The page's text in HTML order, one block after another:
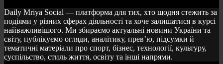
Daily Mriya Social — платформа для тих, хто щодня стежить за
подіями у різних сферах діяльності та хоче залишатися в курсі
найважливішого. Ми збираємо актуальні новини України та
світу, публікуємо огляди, аналітику, прев’ю, підсумки й
тематичні матеріали про спорт, бізнес, технології, культуру,
суспільство, стиль життя, освіту та інші напрями.